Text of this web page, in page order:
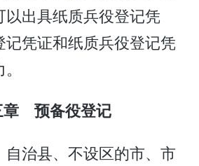
以出具纸质兵役登记凭
记凭证和纸质兵役登记凭
章 预备役登记
自治县、不设区的市、市